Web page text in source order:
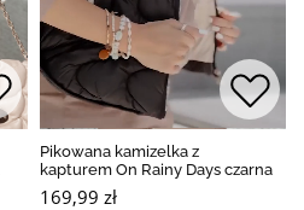
Pikowana kamizelka z
kapturem On Rainy Days czarna
169,99 zł